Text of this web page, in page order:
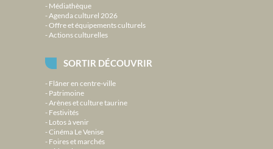
Médiathèque
Agenda culturel 2026
Offre et équipements culturels
Actions culturelles
SORTIR DÉCOUVRIR
Flâner en centre-ville
Patrimoine
Arènes et culture taurine
Festivités
Lotos à venir
Cinéma Le Venise
Foires et marchés